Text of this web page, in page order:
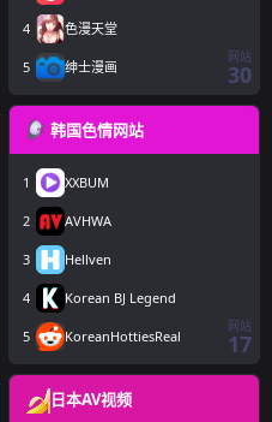
4 色漫天堂
5 绅士漫画
网站
30
韩国色情网站
1 XXBUM
2 AVHWA
3 Hellven
4 Korean BJ Legend
5 KoreanHottiesReal
网站
17
日本AV视频